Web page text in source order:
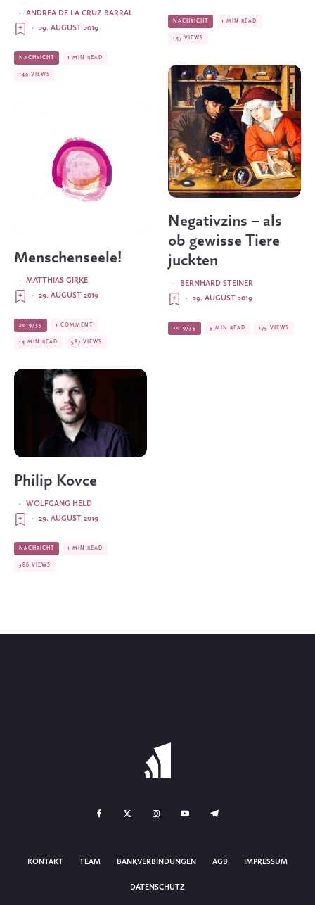
ANDREA DE LA CRUZ BARRAL
·
29. AUGUST 2019
·
NACHRICHT 1 MIN READ
149 VIEWS
Menschenseele!
MATTHIAS GIRKE
·
29. AUGUST 2019
·
2019/35 1 COMMENT
14 MIN READ 587 VIEWS
Philip Kovce
WOLFGANG HELD
·
29. AUGUST 2019
·
NACHRICHT 1 MIN READ
386 VIEWS
NACHRICHT 1 MIN READ
147 VIEWS
Negativzins – als
ob gewisse Tiere
juckten
BERNHARD STEINER
·
29. AUGUST 2019
·
2019/35 3 MIN READ 175 VIEWS
KONTAKT TEAM BANKVERBINDUNGEN AGB IMPRESSUM
DATENSCHUTZ